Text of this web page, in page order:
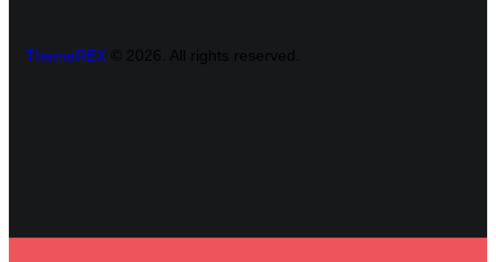
ThemeREX © 2026. All rights reserved.